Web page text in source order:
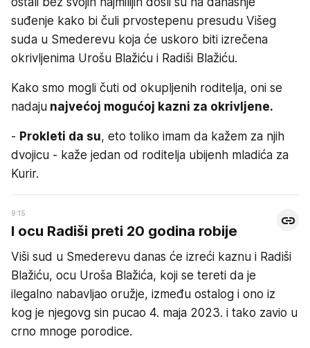
suđenje kako bi čuli prvostepenu presudu Višeg
suda u Smederevu koja će uskoro biti izrečena
okrivljenima Urošu Blažiću i Radiši Blažiću.
Kako smo mogli čuti od okupljenih roditelja, oni se
nadaju najvećoj mogućoj kazni za okrivljene.
- Prokleti da su, eto toliko imam da kažem za njih
dvojicu - kaže jedan od roditelja ubijenh mladića za
Kurir.
9:15
I ocu Radiši preti 20 godina robije
Viši sud u Smederevu danas će izreći kaznu i Radiši
Blažiću, ocu Uroša Blažića, koji se tereti da je
ilegalno nabavljao oružje, između ostalog i ono iz
kog je njegovg sin pucao 4. maja 2023. i tako zavio u
crno mnoge porodice.